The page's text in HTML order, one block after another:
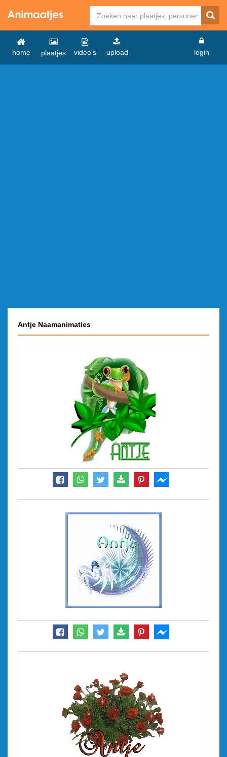
home plaatjes video's upload login
Antje Naamanimaties